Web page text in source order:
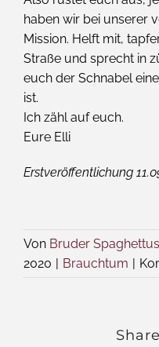
haben wir bei unserer
Mission. Helft mit,
Straße und sprecht in
euch der Schnabel
ist.
Ich zähl auf euch.
Eure Elli
Erstveröffentlichung
Von Bruder Spaghettus
2020 | Brauchtum |